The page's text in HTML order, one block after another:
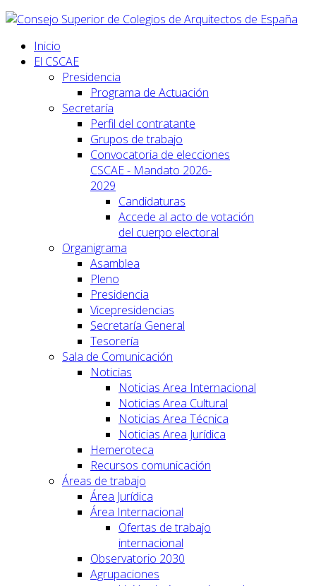
Inicio
El CSCAE
Presidencia
Programa de Actuación
Secretaría
Perfil del contratante
Grupos de trabajo
Convocatoria de elecciones
CSCAE - Mandato 2026-
2029
Candidaturas
Accede al acto de votación
del cuerpo electoral
Organigrama
Asamblea
Pleno
Presidencia
Vicepresidencias
Secretaría General
Tesorería
Sala de Comunicación
Noticias
Noticias Area Internacional
Noticias Area Cultural
Noticias Area Técnica
Noticias Area Jurídica
Hemeroteca
Recursos comunicación
Áreas de trabajo
Área Jurídica
Área Internacional
Ofertas de trabajo
internacional
Observatorio 2030
Agrupaciones